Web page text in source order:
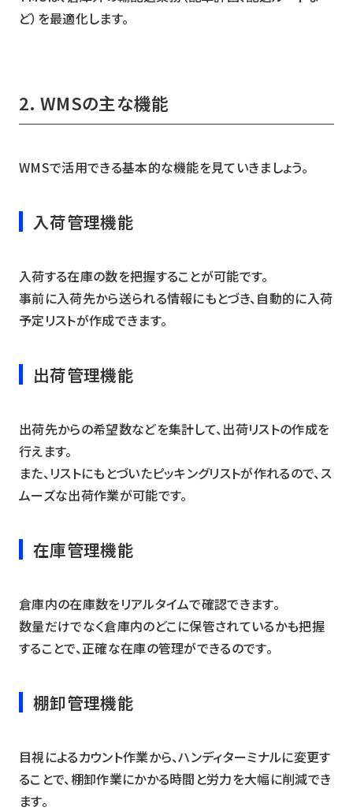
ど）を最適化します。
2. WMSの主な機能
WMSで活用できる基本的な機能を見ていきましょう。
入荷管理機能
入荷する在庫の数を把握することが可能です。
事前に入荷先から送られる情報にもとづき、自動的に入荷
予定リストが作成できます。
出荷管理機能
出荷先からの希望数などを集計して、出荷リストの作成を
行えます。
また、リストにもとづいたピッキングリストが作れるので、ス
ムーズな出荷作業が可能です。
在庫管理機能
倉庫内の在庫数をリアルタイムで確認できます。
数量だけでなく倉庫内のどこに保管されているかも把握
することで、正確な在庫の管理ができるのです。
棚卸管理機能
目視によるカウント作業から、ハンディターミナルに変更す
ることで、棚卸作業にかかる時間と労力を大幅に削減でき
ます。